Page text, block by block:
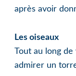
après avoir
Les oiseaux
Tout au long
admirer un